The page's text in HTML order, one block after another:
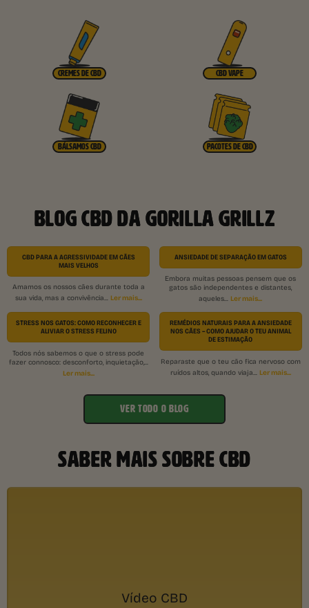
CREMES DE CBD CBD VAPE
BÁLSAMOS CBD PACOTES DE CBD
BLOG CBD DA GORILLA GRILLZ
CBD PARA A AGRESSIVIDADE EM CÃES
MAIS VELHOS
Amamos os nossos cães durante toda a
sua vida, mas a convivência... Ler mais...
ANSIEDADE DE SEPARAÇÃO EM GATOS
Embora muitas pessoas pensem que os
gatos são independentes e distantes,
aqueles...Ler mais...
STRESS NOS GATOS: COMO RECONHECER E
ALIVIAR O STRESS FELINO
Todos nós sabemos o que o stress pode
fazer connosco: desconforto, inquietação,...
Ler mais...
REMÉDIOS NATURAIS PARA A ANSIEDADE
NOS CÃES – COMO AJUDAR O TEU ANIMAL
DE ESTIMAÇÃO
Reparaste que o teu cão fica nervoso com
ruídos altos, quando viaja... Ler mais...
VER TODO O BLOG
SABER MAIS SOBRE CBD
Vídeo CBD